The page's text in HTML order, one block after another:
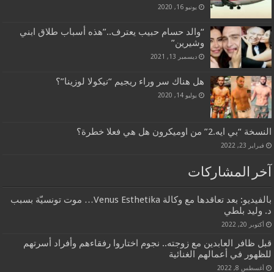
يونيو 16, 2020
“والد حسام حبيب يعترف..”هذه أسباب طلاق ابني
وشيرين”
ديسمبر 13, 2021
هل هناك سر وراء ريجيم “نيكولا لوزينا”؟
يوليو 14, 2020
النسخة “بي ايه.2” من اوميكرون هل هي فعلا خطرة؟
فبراير 23, 2022
آخر المشاركات
بالفيديو: بعد تعاقدها مع وكالة Venus Esthetika… موت تونسيّة بسبب
د. وليد بلطي
أكتوبر 20, 2022
قبل ظافر العابدين مع زوجته.. نجوم اختاروا رفقاءهم وأفراد أسرتهم
للظهور في أعمالهم الغنائية
أغسطس 8, 2022